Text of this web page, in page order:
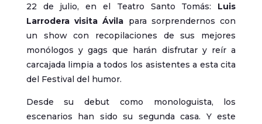
22 de julio, en el Teatro Santo Tomás: Luis
Larrodera visita Ávila para sorprendernos con
un show con recopilaciones de sus mejores
monólogos y gags que harán disfrutar y reír a
carcajada limpia a todos los asistentes a esta cita
del Festival del humor.
Desde su debut como monologuista, los
escenarios han sido su segunda casa. Y este